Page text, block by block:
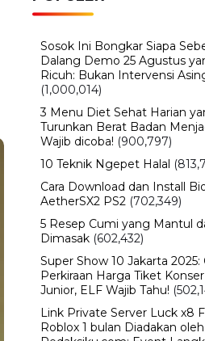
Ricuh: Bukan Intervensi
(1,000,014)
3 Menu Diet Sehat Harian
Wajib dicoba! (900,797)
10 Teknik Ngepet Halal
Cara Download dan Install
5 Resep Cumi yang Mantul
Super Show 10 Jakarta 2025:
Junior, ELF Wajib Tahu!
Link Private Server Luck x8
Redaksiku.com: Event
Drop Rate yang Melejit